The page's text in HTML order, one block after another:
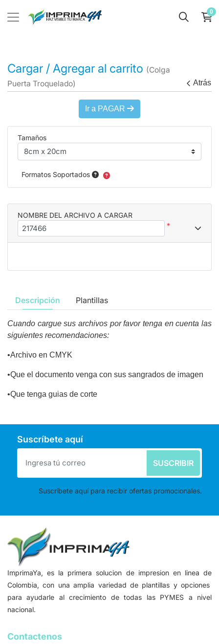
0
Cargar / Agregar al carrito (Colga
Puerta Troquelado)
Atrás
Descripción Plantillas
Cuando cargue sus archivos por favor tenga en cuenta las
siguientes recomendaciones:
•Archivo en CMYK
•Que el documento venga con sus sangrados de imagen
•Que tenga guias de corte
Ir a PAGAR
Tamaños
Formatos Soportados
NOMBRE DEL ARCHIVO A CARGAR
*
Suscríbete aquí
SUSCRIBIR
Suscríbete aquí para recibir ofertas promocionales.
ImprimaYa, es la primera solucion de impresion en linea de
Colombia, con una amplia variedad de plantillas y opciones
para ayudarle al crecimiento de todas las PYMES a nivel
nacional.
Contactenos